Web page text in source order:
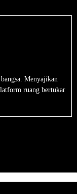
Menyajikan
ruang bertukar